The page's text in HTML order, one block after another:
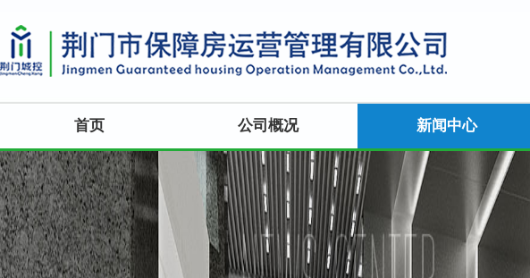
首页 公司概况 新闻中心